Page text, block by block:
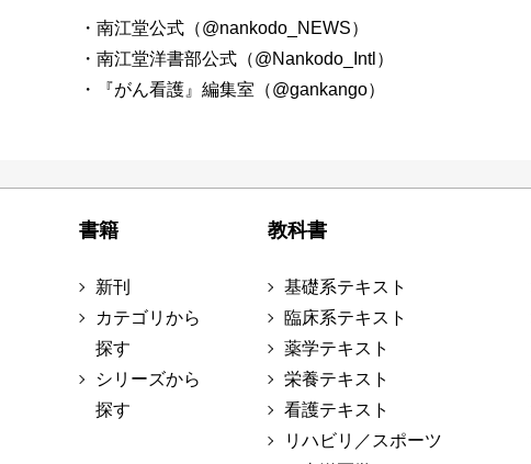
・南江堂公式（@nankodo_NEWS）
・南江堂洋書部公式（@Nankodo_Intl）
・『がん看護』編集室（@gankango）
書籍
新刊
カテゴリから
探す
シリーズから
探す
教科書
基礎系テキスト
臨床系テキスト
薬学テキスト
栄養テキスト
看護テキスト
リハビリ／スポーツ